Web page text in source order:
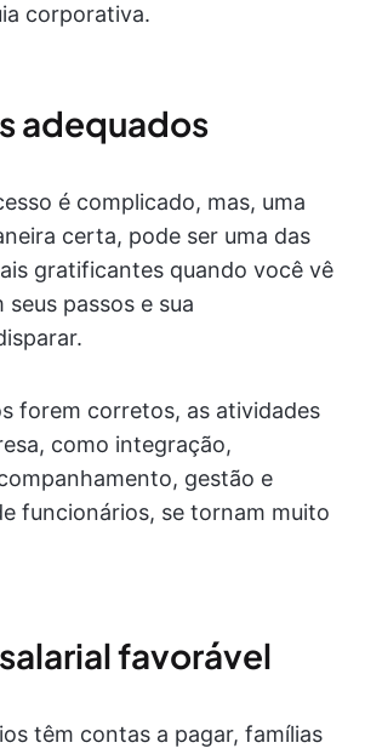
corporativa.
adequados
é complicado, mas, uma
certa, pode ser uma das
gratificantes quando você vê
passos e sua
forem corretos, as atividades
como integração,
gestão e
funcionários, se tornam muito
favorável
têm contas a pagar, famílias